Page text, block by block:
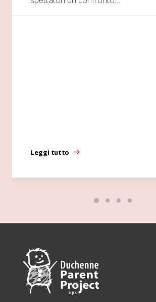
Leggi tutto